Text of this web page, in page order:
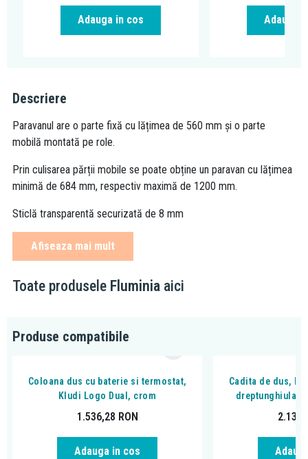
Adauga in cos Adauga
Descriere
Paravanul are o parte fixă cu lățimea de 560 mm și o parte
mobilă montată pe role.
Prin culisarea părții mobile se poate obține un paravan cu lățimea
minimă de 684 mm, respectiv maximă de 1200 mm.
Sticlă transparentă securizată de 8 mm
Fixare în perete cu un profil L
Profil de aluminiu, finisaj CROM
Afiseaza mai mult
Toate produsele Fluminia aici
Produse compatibile
Coloana dus cu baterie si termostat,
Kludi Logo Dual, crom
1.536,28 RON
Adauga in cos
Cadita de dus,